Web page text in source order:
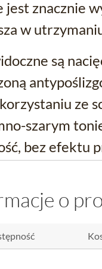
jest znacznie
w
są
ze
szarym
bez efektu
i
o